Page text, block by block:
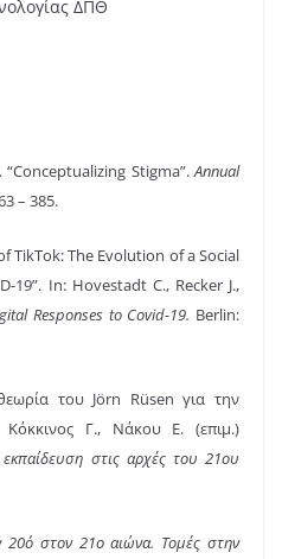
ΔΠΘ
“Conceptualizing Stigma”.Annual
– 385.
TikTok: The Evolution of a Social
19”. In: Hovestadt C., Recker J.,
Responses to Covid-19. Berlin:
του Jörn Rüsen για την
Κόκκινος Γ., Νάκου Ε. (επιμ.)
εκπαίδευση στις αρχές του 21ου
20ό στον 21ο αιώνα. Τομές στην